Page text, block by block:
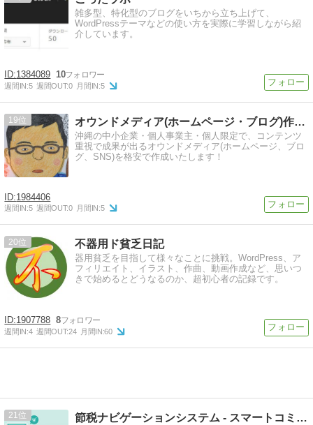
雑多型、特化型のブログをいちから立ち上げて、
WordPressテーマなどの使い方を実際に学習しながら紹
介しています。
1384089 10
週間IN:5 週間OUT:0 月間IN:5
19 オウンドメディア(ホームページ・ブログ)作成は Web沖縄
沖縄の中小企業・個人事業主・個人限定で、コンテンツ
重視で成果が出るオウンドメディア(ホームページ、ブロ
グ、SNS)を格安で作成いたします！
1984406
週間IN:5 週間OUT:0 月間IN:5
20 不器用ド貧乏日記
器用貧乏を目指して様々なことに挑戦。WordPress、ア
フィリエイト、イラスト、作曲、動画作成など、思いつ
きで始めるとどうなるのか、超初心者の記録です。
1907788 8
週間IN:4 週間OUT:24 月間IN:60
21 節税ナビゲーションシステム - スマートコミュニティ